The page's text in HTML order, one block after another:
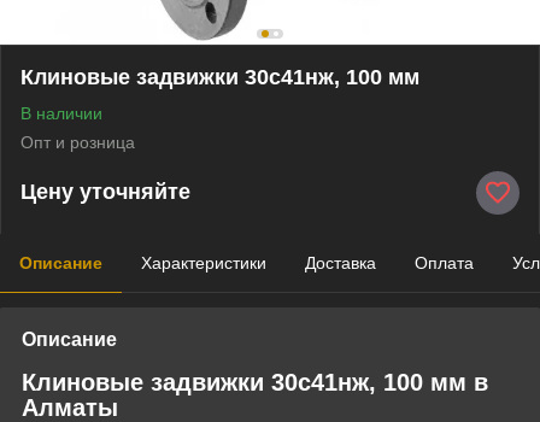
Клиновые задвижки 30с41нж, 100 мм
В наличии
Опт и розница
Цену уточняйте
Описание Характеристики Доставка Оплата
Описание
Клиновые задвижки 30с41нж, 100 мм в
Алматы